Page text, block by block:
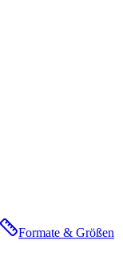
Formate & Größen